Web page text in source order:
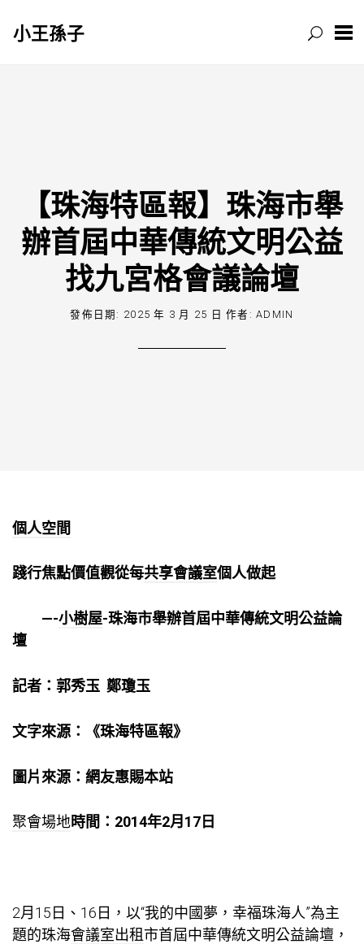
小王孫子
【珠海特區報】珠海市舉
辦首屆中華傳統文明公益
找九宮格會議論壇
發佈日期: 2025 年 3 月 25 日 作者:ADMIN
個人空間
踐行焦點價值觀從每共享會議室個人做起
—-小樹屋-珠海市舉辦首屆中華傳統文明公益論
壇
記者：郭秀玉 鄭瓊玉
文字來源：《珠海特區報》
圖片來源：網友惠賜本站
聚會場地時間：2014年2月17日
2月15日、16日，以“我的中國夢，幸福珠海人”為主
題的珠海會議室出租市首屆中華傳統文明公益論壇，